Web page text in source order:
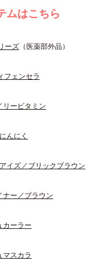
ムはこちら
ーズ （医薬部外品）
フェンセラ
リービタミン
んにく
イズ／ブリックブラウン
ー／ブラウン
カーラー
マスカラ